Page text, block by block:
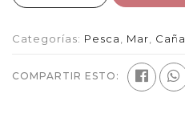
Categorías: Pesca Mar
COMPARTIR ESTO: